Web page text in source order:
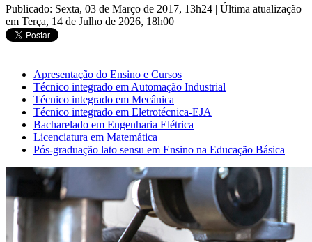
Publicado: Sexta, 03 de Março de 2017, 13h24 | Última atualização
em Terça, 14 de Julho de 2026, 18h00
Apresentação do Ensino e Cursos
Técnico integrado em Automação Industrial
Técnico integrado em Mecânica
Técnico integrado em Eletrotécnica-EJA
Bacharelado em Engenharia Elétrica
Licenciatura em Matemática
Pós-graduação lato sensu em Ensino na Educação Básica